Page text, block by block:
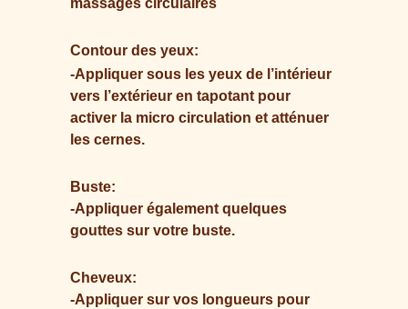
massages circulaires
Contour des yeux:
-Appliquer sous les yeux de l’intérieur
vers l’extérieur en tapotant pour
activer la micro circulation et atténuer
les cernes.
Buste:
-Appliquer également quelques
gouttes sur votre buste.
Cheveux:
-Appliquer sur vos longueurs pour